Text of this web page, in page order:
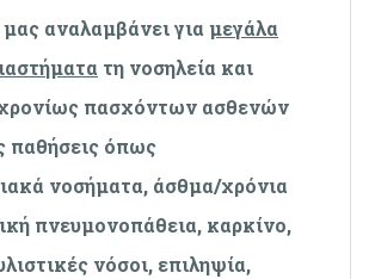
αναλαμβάνει για μεγάλα
τη νοσηλεία και
πασχόντων ασθενών
παθήσεις όπως
νοσήματα, άσθμα/χρόνια
πνευμονοπάθεια, καρκίνο,
νόσοι, επιληψία,